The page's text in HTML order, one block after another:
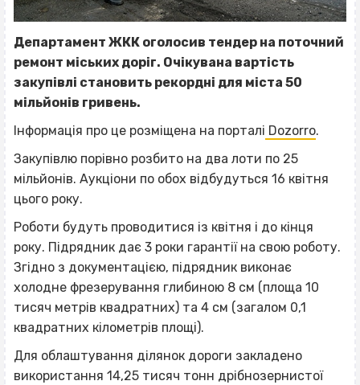
Департамент ЖКК оголосив тендер на поточний
ремонт міських доріг. Очікувана вартість
закупівлі становить рекордні для міста 50
мільйонів гривень.
Інформація про це розміщена на порталі Dozorro.
Закупівлю порівно розбито на два лоти по 25
мільйонів. Аукціони по обох відбудуться 16 квітня
цього року.
Роботи будуть проводитися із квітня і до кінця
року. Підрядник дає 3 роки гарантії на свою роботу.
Згідно з документацією, підрядник виконає
холодне фрезерування глибиною 8 см (площа 10
тисяч метрів квадратних) та 4 см (загалом 0,1
квадратних кілометрів площі).
Для облаштування ділянок дороги закладено
використання 14,25 тисяч тонн дрібнозернистої